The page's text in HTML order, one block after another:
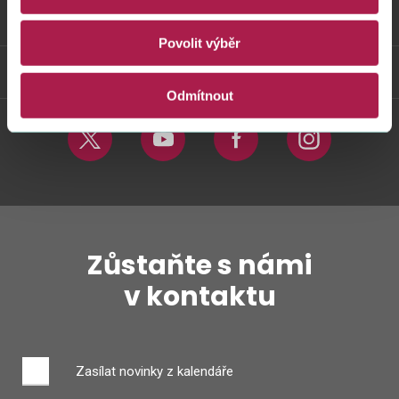
Povolit výběr
Odmítnout
Odkazy
Weby FS
Twitter Youtube Facebook Instagram
Zůstaňte s námi
v kontaktu
Zasílat novinky z kalendáře